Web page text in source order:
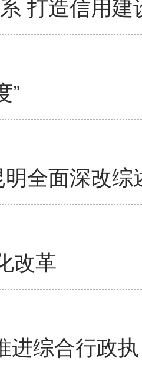
打造信用建
”
全面深改综
改革
进综合行政执